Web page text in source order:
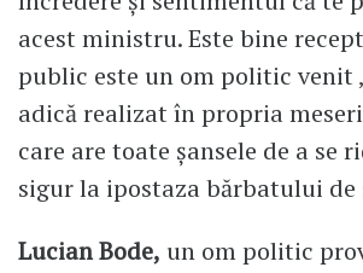
acest ministru. Este bine
public este un om politic venit
adică realizat în propria
care are toate șansele de a se
sigur la ipostaza bărbatului de
Lucian Bode, un om politic